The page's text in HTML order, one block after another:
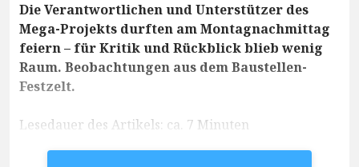
Die Verantwortlichen und Unterstützer des
Mega-Projekts durften am Montagnachmittag
feiern – für Kritik und Rückblick blieb wenig
Raum. Beobachtungen aus dem Baustellen-
Festzelt.
Lesedauer des Artikels: ca. 7 Minuten